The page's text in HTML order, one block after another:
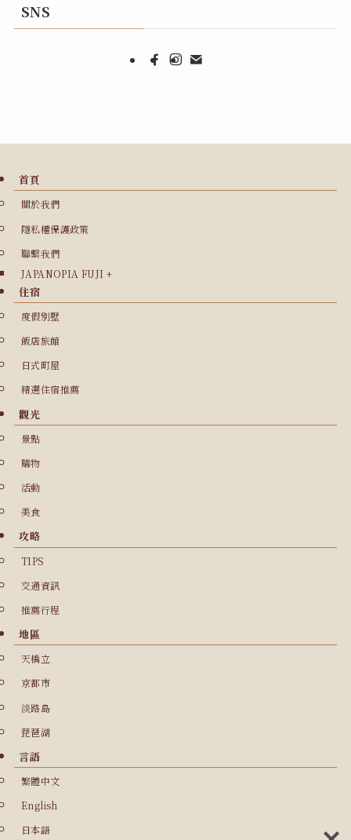
SNS
首頁
關於我們
隱私權保護政策
聯繫我們
JAPANOPIA FUJI +
住宿
度假別墅
飯店旅館
日式町屋
精選住宿推薦
觀光
景點
購物
活動
美食
攻略
TIPS
交通資訊
推薦行程
地區
天橋立
京都市
淡路島
琵琶湖
言語
繁體中文
English
日本語